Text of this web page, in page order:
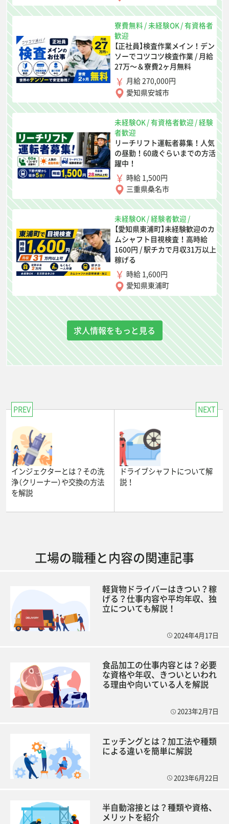
寮費無料 /未経験OK/有資格者
歓迎
【正社員】検査作業メイン！デン
ソーでコツコツ検査作業 / 月給
27万〜＆寮費2ヶ月無料
月給 270,000円
愛知県安城市
未経験OK /有資格者歓迎 /経験
者歓迎
リーチリフト運転者募集！人気
の昼勤！60歳ぐらいまでの方活
躍中！
時給 1,500円
三重県桑名市
未経験OK/経験者歓迎 /
【愛知県東浦町】未経験歓迎のカ
ムシャフト目視検査！高時給
1600円 / 駅チカで月収31万以上
稼げる
時給 1,600円
愛知県東浦町
求人情報をもっと見る
PREV
インジェクターとは？その洗
浄（クリーナー）や交換の方法
を解説
NEXT
ドライブシャフトについて解
説！
工場の職種と内容の関連記事
軽貨物ドライバーはきつい？稼
げる？仕事内容や平均年収、独
立についても解説！
2024年4月17日
食品加工の仕事内容とは？必要
な資格や年収、きついといわれ
る理由や向いている人を解説
2023年2月7日
エッチングとは？加工法や種類
による違いを簡単に解説
2023年6月22日
半自動溶接とは？種類や資格、
メリットを紹介